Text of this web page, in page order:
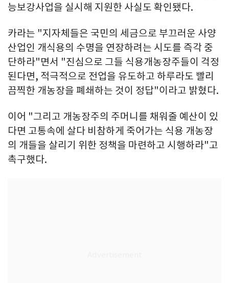
능보강사업을 실시해 지원한 사실도 확인됐다.
카라는 "지자체들은 국민의 세금으로 부끄러운 사양
산업인 개식용의 수명을 연장하려는 시도를 즉각 중
단하라"면서 "진심으로 그들 식용개농장주들이 걱정
된다면, 적극적으로 전업을 유도하고 하루라도 빨리
끔찍한 개농장을 폐쇄하는 것이 정답"이라고 밝혔다.
이어 "그리고 개농장주의 주머니를 채워줄 예산이 있
다면 고통속에 살다 비참하게 죽어가는 식용 개농장
의 개들을 살리기 위한 정책을 마련하고 시행하라"고
촉구했다.